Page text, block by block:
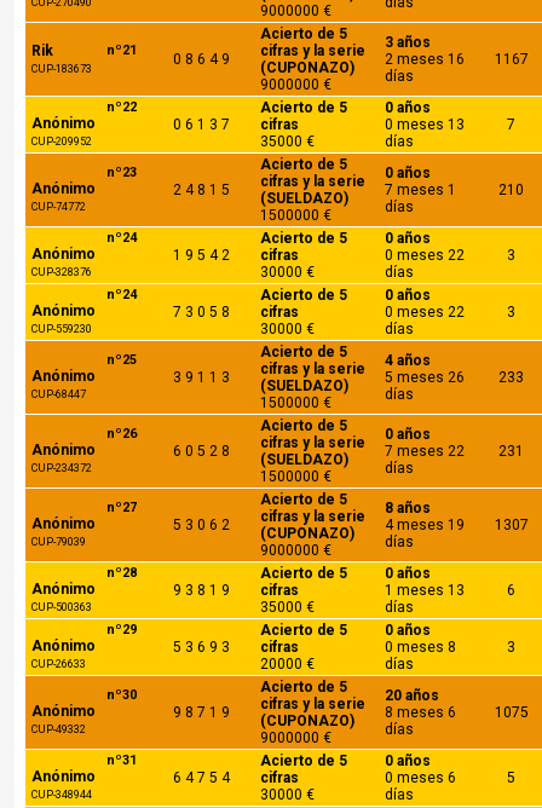
CUP-270490
9000000 €
nº21
Rik
CUP-183673
0 8 6 4 9
Acierto de 5
cifras y la serie
(CUPONAZO)
9000000 €
3 años
2 meses 16
días
1167
nº22
Anónimo
CUP-209952
0 6 1 3 7
Acierto de 5
cifras
35000 €
0 años
0 meses 13
días
7
nº23
Anónimo
CUP-74772
2 4 8 1 5
Acierto de 5
cifras y la serie
(SUELDAZO)
1500000 €
0 años
7 meses 1
días
210
nº24
Anónimo
CUP-328376
1 9 5 4 2
Acierto de 5
cifras
30000 €
0 años
0 meses 22
días
3
nº24
Anónimo
CUP-559230
7 3 0 5 8
Acierto de 5
cifras
30000 €
0 años
0 meses 22
días
3
nº25
Anónimo
CUP-68447
3 9 1 1 3
Acierto de 5
cifras y la serie
(SUELDAZO)
1500000 €
4 años
5 meses 26
días
233
nº26
Anónimo
CUP-234372
6 0 5 2 8
Acierto de 5
cifras y la serie
(SUELDAZO)
1500000 €
0 años
7 meses 22
días
231
nº27
Anónimo
CUP-79039
5 3 0 6 2
Acierto de 5
cifras y la serie
(CUPONAZO)
9000000 €
8 años
4 meses 19
días
1307
nº28
Anónimo
CUP-500363
9 3 8 1 9
Acierto de 5
cifras
35000 €
0 años
1 meses 13
días
6
nº29
Anónimo
CUP-26633
5 3 6 9 3
Acierto de 5
cifras
20000 €
0 años
0 meses 8
días
3
nº30
Anónimo
CUP-49332
9 8 7 1 9
Acierto de 5
cifras y la serie
(CUPONAZO)
9000000 €
20 años
8 meses 6
días
1075
nº31
Anónimo
CUP-348944
6 4 7 5 4
Acierto de 5
cifras
30000 €
0 años
0 meses 6
días
5